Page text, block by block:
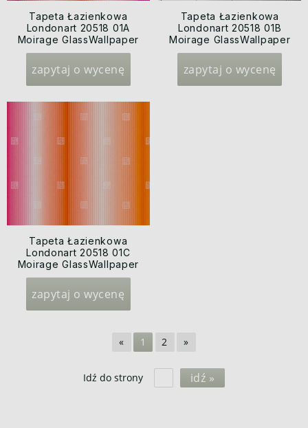
Tapeta Łazienkowa
Londonart 20518 01A
Moirage GlassWallpaper
2020
zapytaj o wycenę
Tapeta Łazienkowa
Londonart 20518 01B
Moirage GlassWallpaper
2020
zapytaj o wycenę
Tapeta Łazienkowa
Londonart 20518 01C
Moirage GlassWallpaper
2020
zapytaj o wycenę
« 1 2 »
Idź do strony idź »